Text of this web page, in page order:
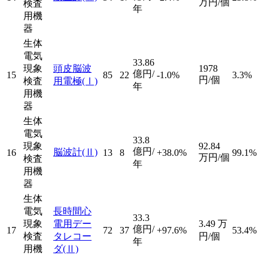
検査
用機
器
年
万円/個
15
生体
電気
現象
検査
用機
器
頭皮脳波
用電極(Ⅰ)
85 22
33.86
億円/
年
-1.0%
1978
円/個
3.3%
16
生体
電気
現象
検査
用機
器
脳波計(Ⅱ) 13 8
33.8
億円/
年
+38.0%
92.84
万円/個 99.1%
17
生体
電気
現象
検査
用機
長時間心
電用デー
タレコー
ダ(Ⅱ)
72 37
33.3
億円/
年
+97.6%
3.49 万
円/個
53.4%